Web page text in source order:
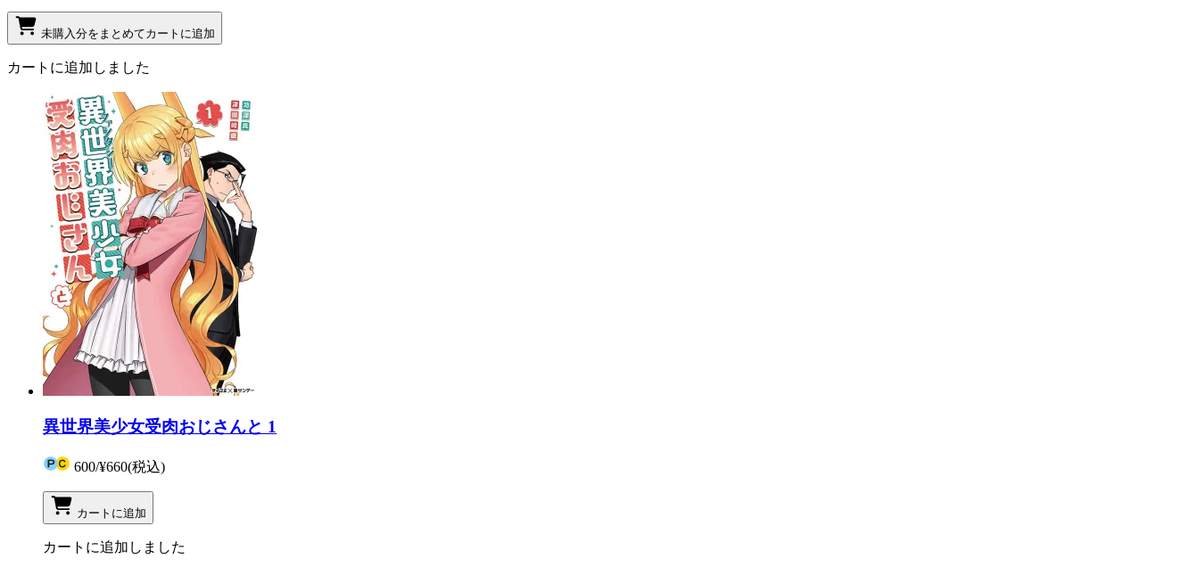
未購入分をまとめてカートに追加
カートに追加しました
異世界美少女受肉おじさんと 1
600/¥660(税込)
カートに追加
カートに追加しました